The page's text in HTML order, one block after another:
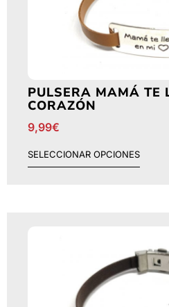
PULSERA MAMÁ TE
CORAZÓN
9,99€
SELECCIONAR OPCIONES